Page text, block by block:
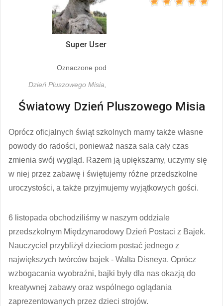
Super User
Oznaczone pod
Dzień Pluszowego Misia,
Światowy Dzień Pluszowego Misia
Oprócz oficjalnych świąt szkolnych mamy także własne
powody do radości, ponieważ nasza sala cały czas
zmienia swój wygląd. Razem ją upiększamy, uczymy się
w niej przez zabawę i świętujemy różne przedszkolne
uroczystości, a także przyjmujemy wyjątkowych gości.
6 listopada obchodziliśmy w naszym oddziale
przedszkolnym Międzynarodowy Dzień Postaci z Bajek.
Nauczyciel przybliżył dzieciom postać jednego z
największych twórców bajek - Walta Disneya. Oprócz
wzbogacania wyobraźni, bajki były dla nas okazją do
kreatywnej zabawy oraz wspólnego oglądania
zaprezentowanych przez dzieci strojów.